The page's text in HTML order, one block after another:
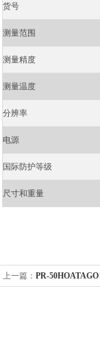
货号
测量范围
测量精度
测量温度
分辨率
电源
国际防护等级
尺寸和重量
上一篇： PR-